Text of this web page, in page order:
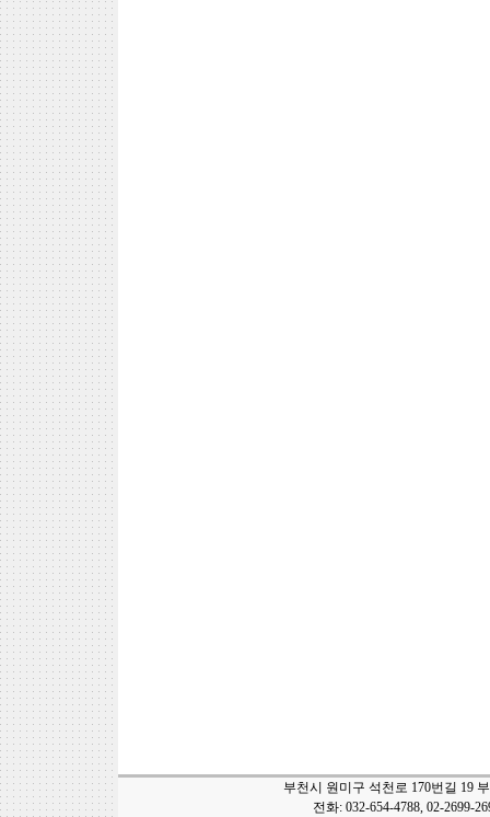
부천시 원미구 석천로 170번길 19
전화: 032-654-4788, 02-2699-